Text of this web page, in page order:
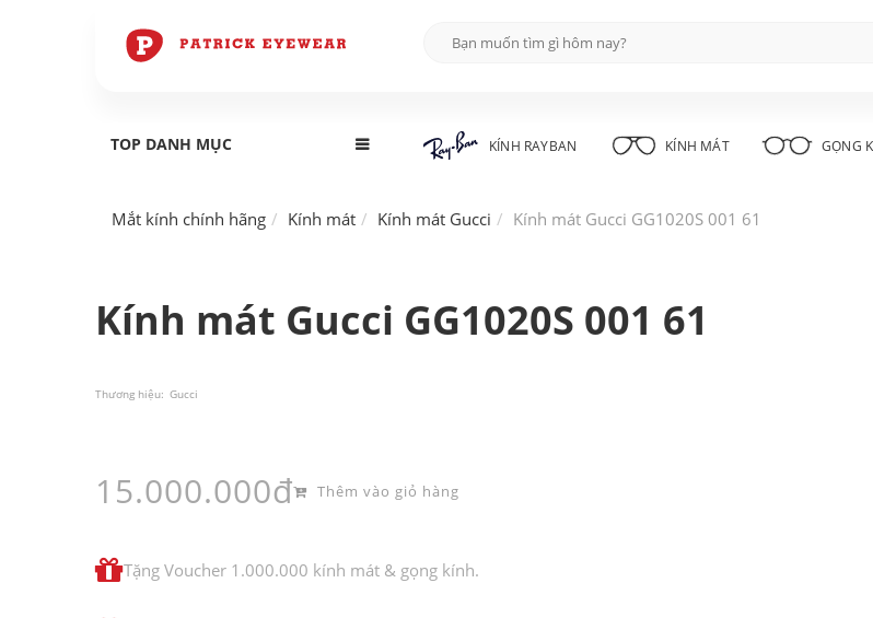
TOP DANH MỤC KÍNH RAYBAN KÍNH MÁT GỌNG
Mắt kính chính hãng Kính mát Kính mát Gucci Kính mát Gucci GG1020S 001 61
Kính mát Gucci GG1020S 001 61
Thương hiệu: Gucci
15.000.000đ Thêm vào giỏ hàng
Tặng Voucher 1.000.000 kính mát & gọng kính.